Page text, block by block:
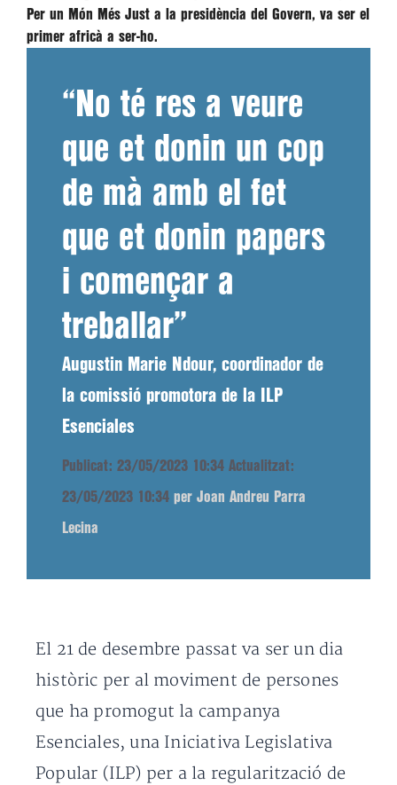
Per un Món Més Just a la presidència del Govern, va ser el
primer africà a ser-ho.
“No té res a veure
que et donin un cop
de mà amb el fet
que et donin papers
i començar a
treballar”
Augustin Marie Ndour, coordinador de
la comissió promotora de la ILP
Esenciales
Publicat: 23/05/2023 10:34 Actualitzat:
23/05/2023 10:34 per Joan Andreu Parra
Lecina
El 21 de desembre passat va ser un dia
històric per al moviment de persones
que ha promogut la campanya
Esenciales, una Iniciativa Legislativa
Popular (ILP) per a la regularització de